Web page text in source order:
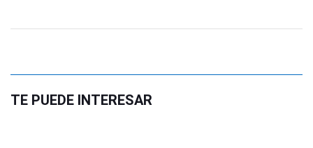
TE PUEDE INTERESAR